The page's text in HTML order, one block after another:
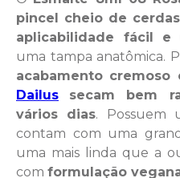
pincel cheio de cerdas
aplicabilidade fácil e
uma tampa anatômica.
acabamento cremoso
Dailus
secam bem
vários dias. Possuem
contam com uma
uma mais linda que a
com formulação